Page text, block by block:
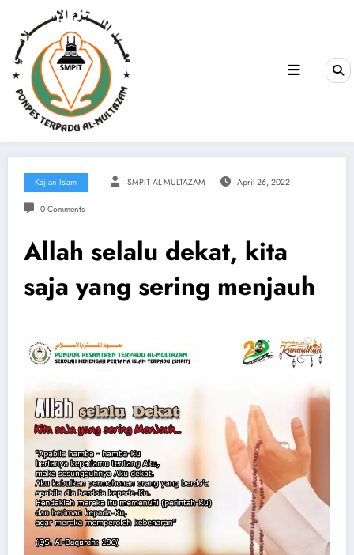
Kajian Islam SMPIT AL-MULTAZAM April 26, 2022
0 Comments
Allah selalu dekat, kita
saja yang sering menjauh